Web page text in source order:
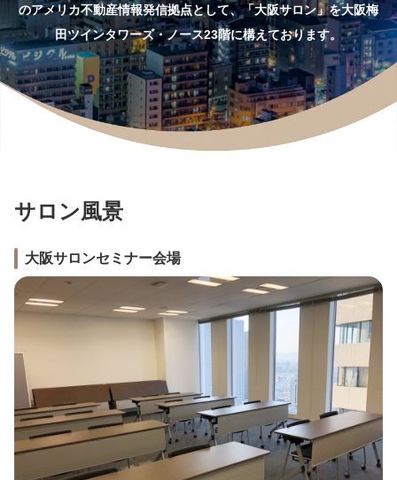
のアメリカ不動産情報発信拠点として、「大阪サロン」を大阪梅
田ツインタワーズ・ノース23階に構えております。
サロン風景
大阪サロンセミナー会場